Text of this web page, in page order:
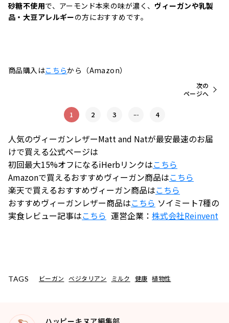
砂糖不使用で、アーモンド本来の味が濃く、 ヴィーガンや乳製
品・大豆アレルギーの方におすすめです。
商品購入はこちらから（Amazon）
1 2 3 ...
次の
ページへ
4
人気のヴィーガンレザーMatt and Natが最安最速のお届
けで買える公式ページは
初回最大15%オフになるiHerbリンクはこちら
Amazonで買えるおすすめヴィーガン商品はこちら
楽天で買えるおすすめヴィーガン商品はこちら
おすすめヴィーガンレザー商品はこちら ソイミート7種の
実食レビュー記事はこちら 運営企業： 株式会社Reinvent
TAGS ビーガン ベジタリアン ミルク 健康 植物性